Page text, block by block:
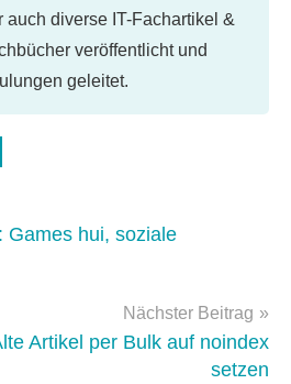
auch diverse IT-Fachartikel &
veröffentlicht und
geleitet.
Games hui, soziale
Nächster Beitrag
Artikel per Bulk auf noindex
setzen